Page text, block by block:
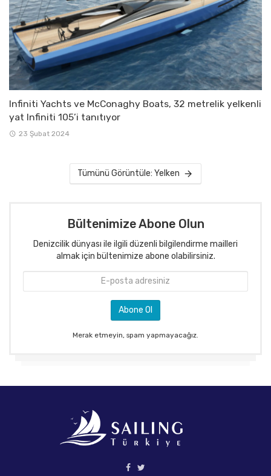
Infiniti Yachts ve McConaghy Boats, 32 metrelik yelkenli
yat Infiniti 105’i tanıtıyor
23 Şubat 2024
Tümünü Görüntüle: Yelken
Bültenimize Abone Olun
Denizcilik dünyası ile ilgili düzenli bilgilendirme mailleri
almak için bültenimize abone olabilirsiniz.
Merak etmeyin, spam yapmayacağız.